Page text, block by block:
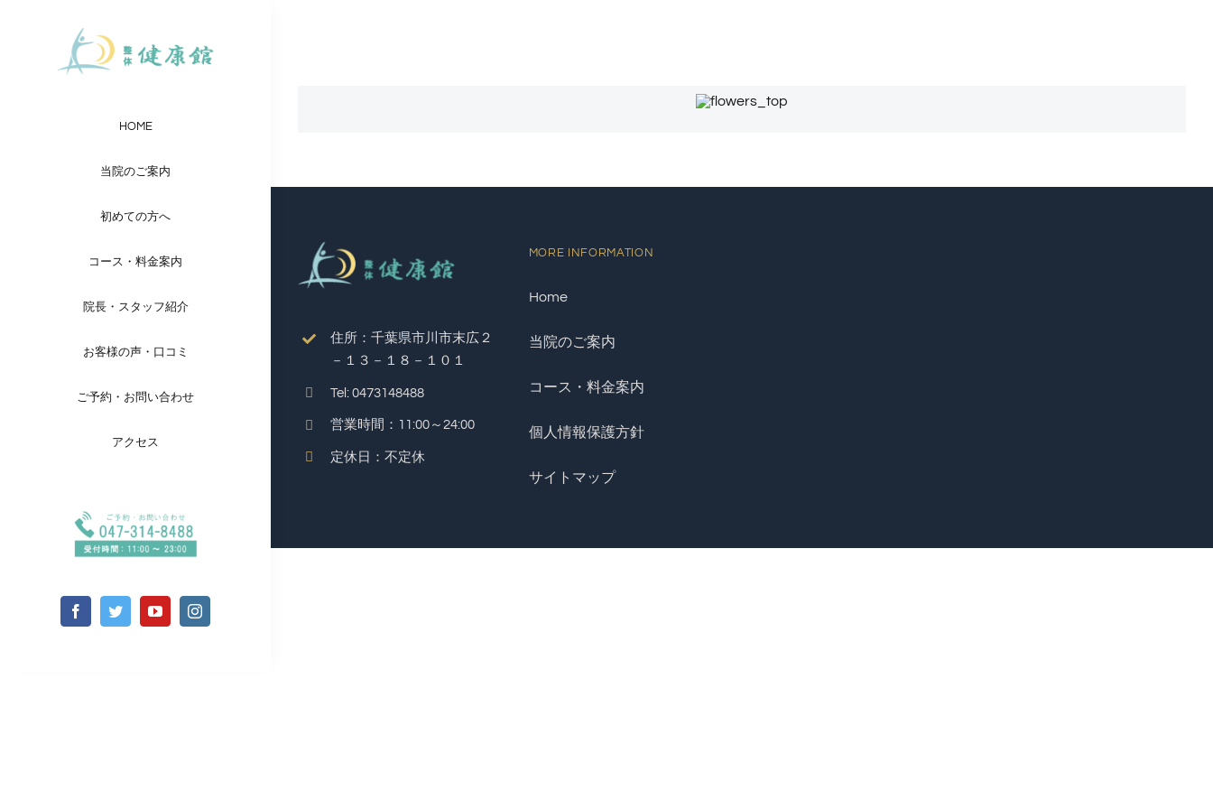
HOME
当院のご案内
初めての方へ
コース・料金案内
院長・スタッフ紹介
お客様の声・口コミ
ご予約・お問い合わせ
アクセス
住所：千葉県市川市末広２
－１３－１８－１０１
Tel: 0473148488
営業時間：11:00～24:00
定休日：不定休
MORE INFORMATION
Home
当院のご案内
コース・料金案内
個人情報保護方針
サイトマップ